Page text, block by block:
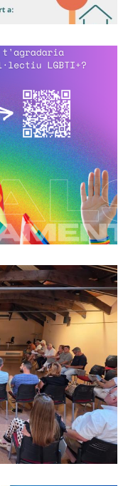
Del Baix
D’un
Trobada
Del Baix
Millores
Dona
Dels
Seu